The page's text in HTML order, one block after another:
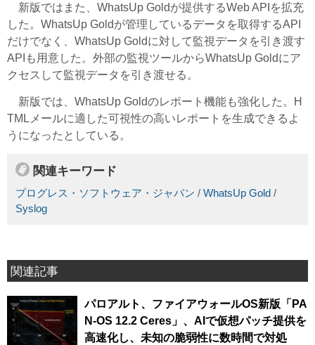
新版ではまた、WhatsUp Goldが提供するWeb APIを拡充
した。WhatsUp Goldが管理しているデータを取得するAPI
だけでなく、WhatsUp Goldに対して監視データを引き渡す
APIも用意した。外部の監視ツールからWhatsUp Goldにア
クセスして監視データを引き渡せる。
新版では、WhatsUp Goldのレポート機能も強化した。H
TMLメールに適した可視性の高いレポートを生成できるよ
うになったとしている。
関連キーワード
プログレス・ソフトウェア・ジャパン / WhatsUp Gold /
Syslog
関連記事
パロアルト、ファイアウォールOS新版「PA
N-OS 12.2 Ceres」、AIで仮想パッチ提供を
高速化し、未知の脆弱性に数時間で対処